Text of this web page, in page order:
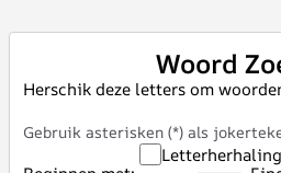
Woord
Herschik deze letters om
Gebruik asterisken (*) als